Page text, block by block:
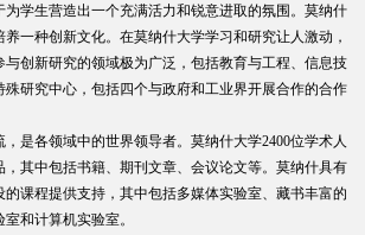
为学生营造出一个充满活力和锐意进取的氛围。莫纳什
一种创新文化。在莫纳什大学学习和研究让人激动，
与创新研究的领域极为广泛，包括教育与工程、信息技
殊研究中心，包括四个与政府和工业界开展合作的合作
是各领域中的世界领导者。莫纳什大学2400位学术人
，其中包括书籍、期刊文章、会议论文等。莫纳什具有
课程提供支持，其中包括多媒体实验室、藏书丰富的
和计算机实验室。